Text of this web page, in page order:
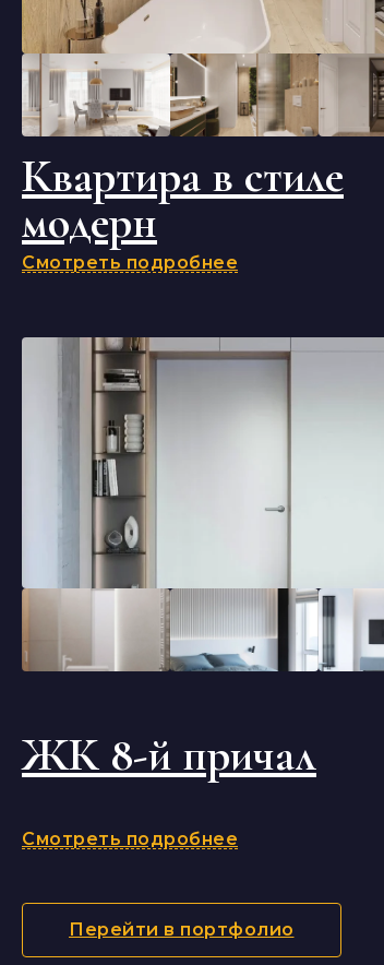
Квартира в стиле
модерн
Смотреть подробнее
ЖК 8-й причал
Смотреть подробнее
Перейти в портфолио